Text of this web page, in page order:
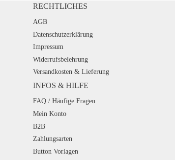
RECHTLICHES
AGB
Datenschutzerklärung
Impressum
Widerrufsbelehrung
Versandkosten & Lieferung
INFOS & HILFE
FAQ / Häufige Fragen
Mein Konto
B2B
Zahlungsarten
Button Vorlagen